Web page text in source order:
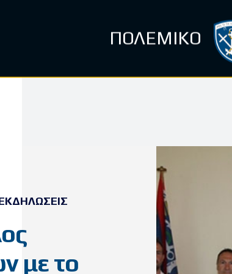
ΠΟΛΕΜΙΚΟ
με το